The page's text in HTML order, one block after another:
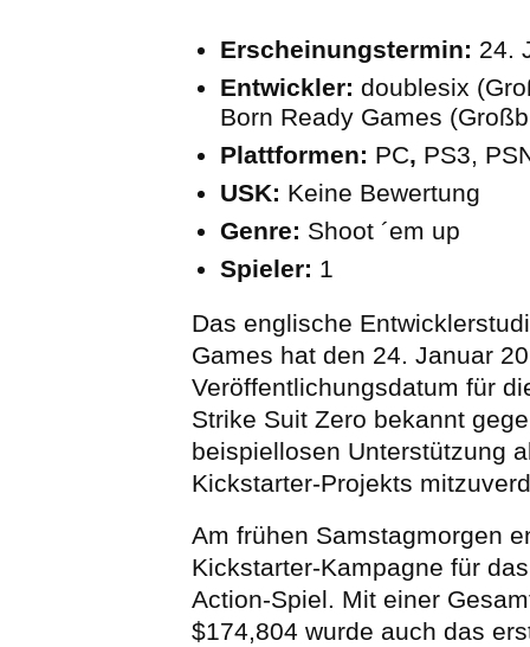
Erscheinungstermin: 24.
Entwickler: doublesix
Born Ready Games
Plattformen: PC, PS3,
USK: Keine Bewertung
Genre: Shoot ´em up
Spieler: 1
Das englische
Games hat den 24. Januar
Veröffentlichungsdatum für
Strike Suit Zero bekannt
beispiellosen Unterstützung
Kickstarter-Projekts
Am frühen Samstagmorgen
Kickstarter-Kampagne für
Action-Spiel. Mit einer
$174,804 wurde auch das